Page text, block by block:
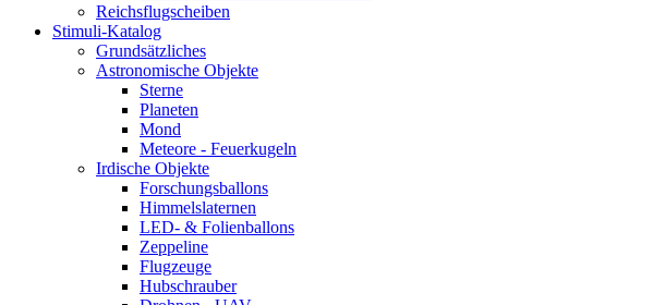
Reichsflugscheiben
Stimuli-Katalog
Grundsätzliches
Astronomische Objekte
Sterne
Planeten
Mond
Meteore - Feuerkugeln
Irdische Objekte
Forschungsballons
Himmelslaternen
LED- & Folienballons
Zeppeline
Flugzeuge
Hubschrauber